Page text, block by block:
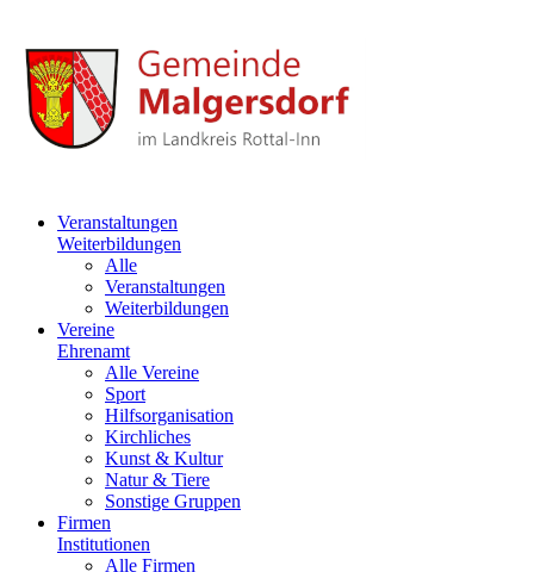
Veranstaltungen
Weiterbildungen
Alle
Veranstaltungen
Weiterbildungen
Vereine
Ehrenamt
Alle Vereine
Sport
Hilfsorganisation
Kirchliches
Kunst & Kultur
Natur & Tiere
Sonstige Gruppen
Firmen
Institutionen
Alle Firmen